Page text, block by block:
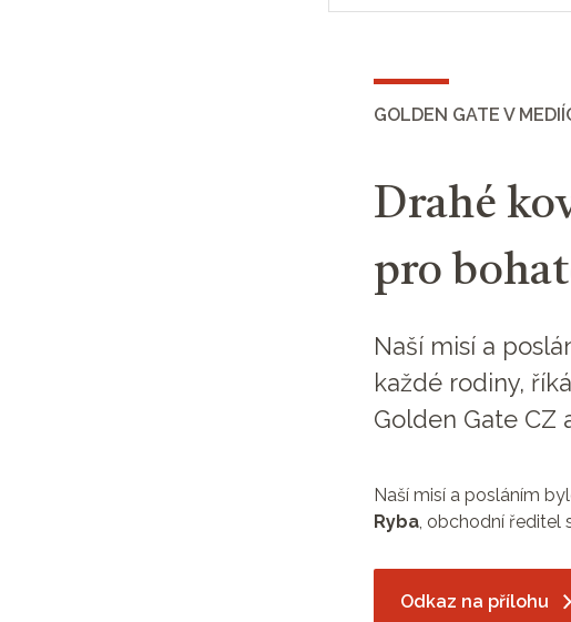
GOLDEN GATE V
Drahé
pro
Naší misí a
každé rodiny,
Golden Gate CZ
Naší misí a posláním
Ryba, obchodní ředitel
Odkaz na přílohu